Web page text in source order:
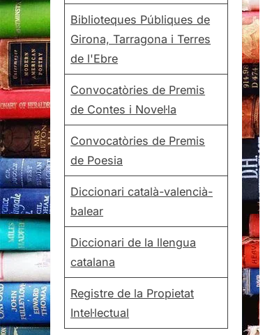
Biblioteques Públiques de
Girona, Tarragona i Terres
de l'Ebre
Convocatòries de Premis
de Contes i Novel·la
Convocatòries de Premis
de Poesia
Diccionari català-valencià-
balear
Diccionari de la llengua
catalana
Registre de la Propietat
Intel·lectual